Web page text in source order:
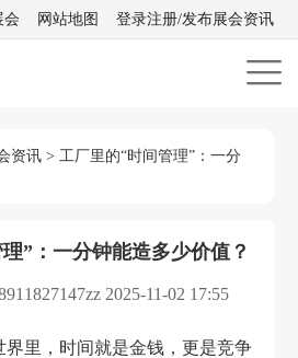
会 网站地图 登录注册/发布展会资讯
资讯 >工厂里的“时间管理”：一分
”：一分钟能造多少价值？
2025-11-02 17:55
界里，时间就是金钱，更是竞争